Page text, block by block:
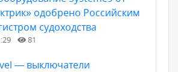
одобрено Российским
судоходства
81
— выключатели